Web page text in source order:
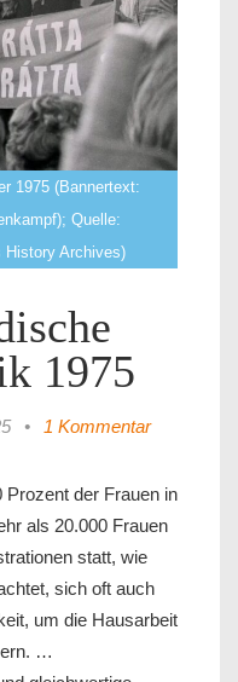
1975 (Bannertext:
Quelle:
History Archives)
1975
• 1 Kommentar
der Frauen in
als 20.000 Frauen
statt, wie
sich oft auch
um die Hausarbeit
…